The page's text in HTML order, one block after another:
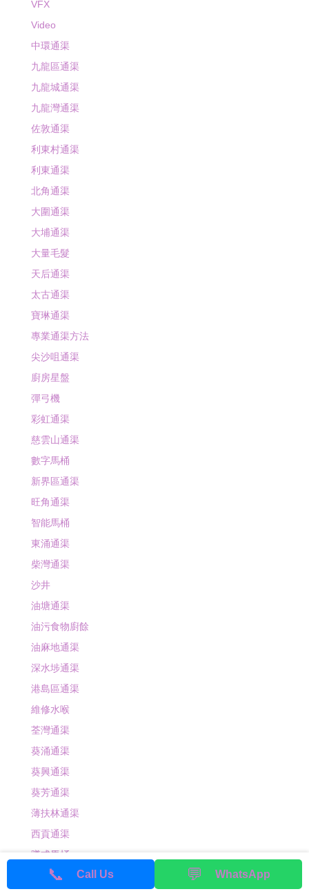
VFX
Video
中環通渠
九龍區通渠
九龍城通渠
九龍灣通渠
佐敦通渠
利東村通渠
利東通渠
北角通渠
大圍通渠
大埔通渠
大量毛髮
天后通渠
太古通渠
寶琳通渠
專業通渠方法
尖沙咀通渠
廚房星盤
彈弓機
彩虹通渠
慈雲山通渠
數字馬桶
新界區通渠
旺角通渠
智能馬桶
東涌通渠
柴灣通渠
沙井
油塘通渠
油污食物廚餘
油麻地通渠
深水埗通渠
港島區通渠
維修水喉
荃灣通渠
葵涌通渠
葵興通渠
葵芳通渠
薄扶林通渠
西貢通渠
蹲式馬桶
通沙井
📞 Call Us 💬 WhatsApp